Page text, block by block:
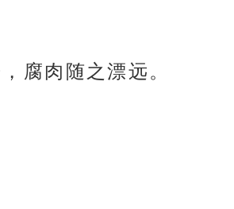
腐肉随之漂远。